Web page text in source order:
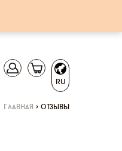
RU
главная > отзывы